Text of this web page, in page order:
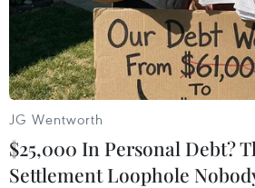
JG Wentworth
$25,000 In Personal Debt?
Settlement Loophole